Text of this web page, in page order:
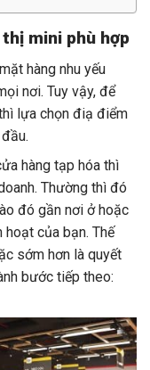
mini phù hợp
hàng nhu yếu
nơi. Tuy vậy, để
lựa chọn điạ điểm
hàng tạp hóa thì
Thường thì đó
đó gần nơi ở hoặc
của bạn. Thế
sớm hơn là quyết
bước tiếp theo: